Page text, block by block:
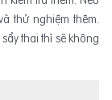
thử nghiệm thêm.
thai thì sẽ không